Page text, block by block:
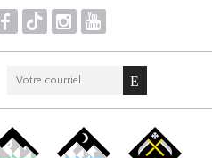
F T I Y